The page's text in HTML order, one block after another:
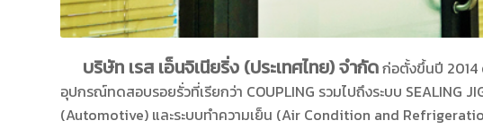
บริษัท เรส เอ็นจิเนียริ่ง (ประเทศไทย) จำกัดก่อตั้งขึ้นปี 2014
อุปกรณ์ทดสอบรอยรั่วที่เรียกว่า COUPLING รวมไปถึงระบบ SEALING
(Automotive) และระบบทำความเย็น (Air Condition and